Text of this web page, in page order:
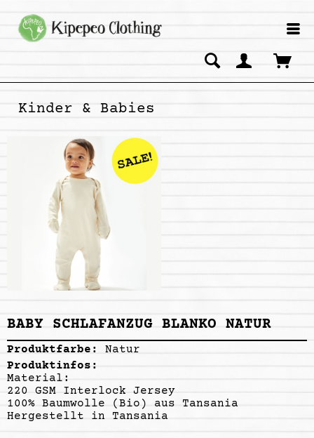
Kinder & Babies
BABY SCHLAFANZUG BLANKO NATUR
Produktfarbe: Natur
Produktinfos:
Material:
220 GSM Interlock Jersey
100% Baumwolle (Bio) aus Tansania
Hergestellt in Tansania